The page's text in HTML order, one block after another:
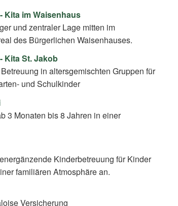
Kita im Waisenhaus
und zentraler Lage mitten im
des Bürgerlichen Waisenhauses.
Kita St. Jakob
in altersgemischten Gruppen für
und Schulkinder
3 Monaten bis 8 Jahren in einer
Kinderbetreuung für Kinder
familiären Atmosphäre an.
Versicherung